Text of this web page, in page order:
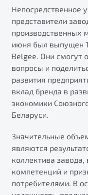
Непосредственное
представители
производственных
июня был выпущен
Belgee. Они смогут
вопросы и
развития
вклад бренда в
экономики
Беларуси.
Значительные
являются
коллектива
компетенций и
потребителями. В